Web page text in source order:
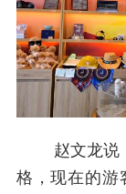
赵文龙说
格，现在的游